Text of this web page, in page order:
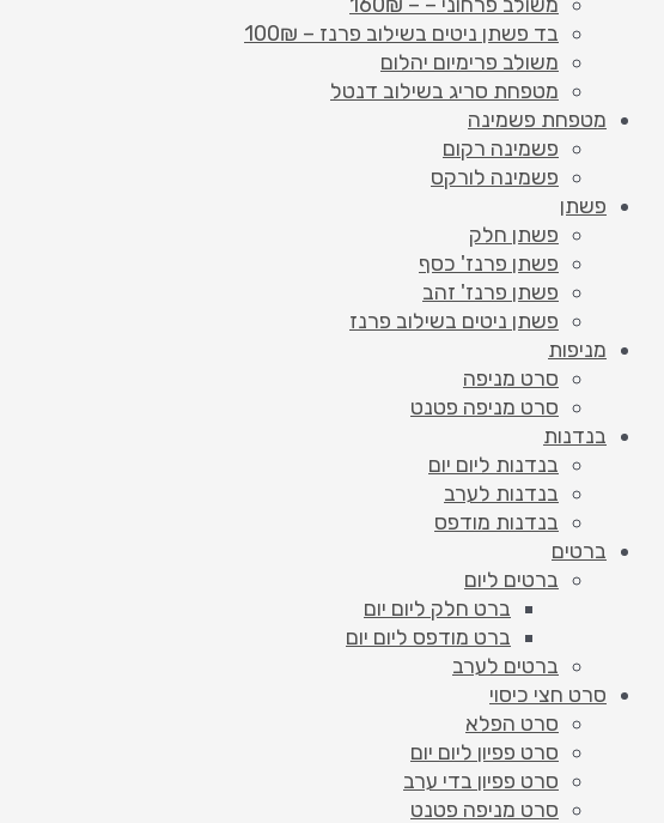
בד פשתן ניטים בשילוב פרנז – 100₪
משולב פרימיום יהלום
מטפחת סריג בשילוב דנטל
מטפחת פשמינה
פשמינה רקום
פשמינה לורקס
פשתן
פשתן חלק
פשתן פרנז' כסף
פשתן פרנז' זהב
פשתן ניטים בשילוב פרנז
מניפות
סרט מניפה
סרט מניפה פטנט
בנדנות
בנדנות ליום יום
בנדנות לערב
בנדנות מודפס
ברטים
ברטים ליום
ברט חלק ליום יום
ברט מודפס ליום יום
ברטים לערב
סרט חצי כיסוי
סרט הפלא
סרט פפיון ליום יום
סרט פפיון בדי ערב
סרט מניפה פטנט